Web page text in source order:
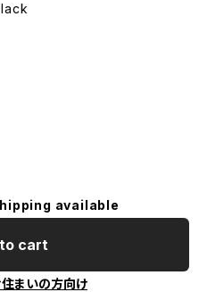
available
cart
まいの方向け